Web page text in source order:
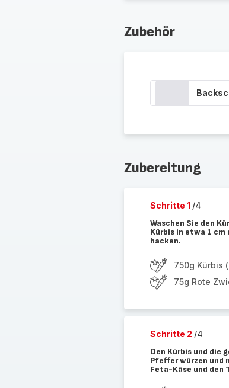
Zubehör
Zubereitung
Schritte 1 /4
Waschen Sie den
Kürbis in etwa 1
hacken.
750g Kürbis
75g Rote
Schritte 2 /4
Den Kürbis und die
Pfeffer würzen und
Feta-Käse und den